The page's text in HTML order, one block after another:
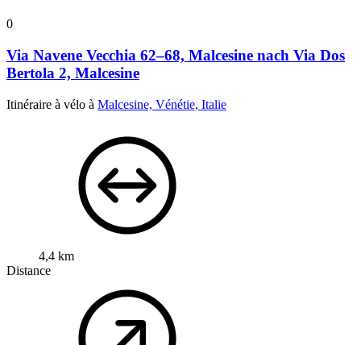
0
Via Navene Vecchia 62–68, Malcesine nach Via Dos
Bertola 2, Malcesine
Itinéraire à vélo à Malcesine, Vénétie, Italie
4,4 km
Distance